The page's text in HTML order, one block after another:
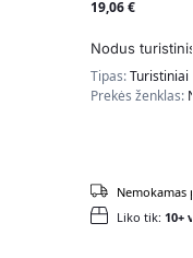
19,06€
Nodus
Tipas:Turistiniai
Prekės ženklas:
Liko tik: 10+
Nemokamas